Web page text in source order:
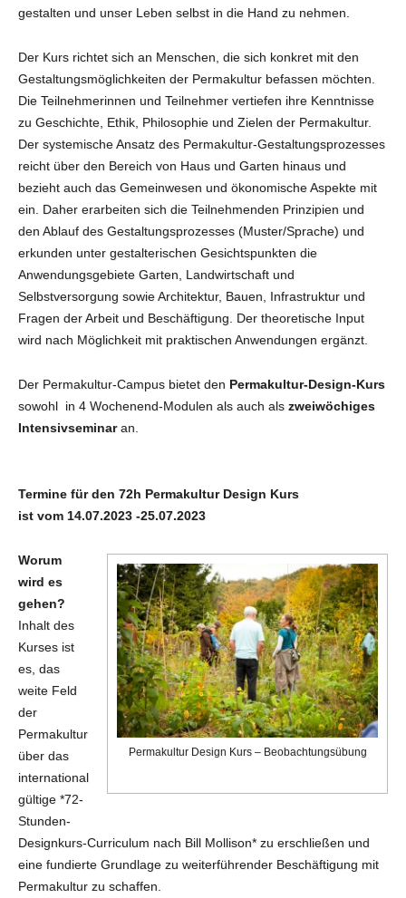
gestalten und unser Leben selbst in die Hand zu nehmen.
Der Kurs richtet sich an Menschen, die sich konkret mit den
Gestaltungsmöglichkeiten der Permakultur befassen möchten.
Die Teilnehmerinnen und Teilnehmer vertiefen ihre Kenntnisse
zu Geschichte, Ethik, Philosophie und Zielen der Permakultur.
Der systemische Ansatz des Permakultur-Gestaltungsprozesses
reicht über den Bereich von Haus und Garten hinaus und
bezieht auch das Gemeinwesen und ökonomische Aspekte mit
ein. Daher erarbeiten sich die Teilnehmenden Prinzipien und
den Ablauf des Gestaltungsprozesses (Muster/Sprache) und
erkunden unter gestalterischen Gesichtspunkten die
Anwendungsgebiete Garten, Landwirtschaft und
Selbstversorgung sowie Architektur, Bauen, Infrastruktur und
Fragen der Arbeit und Beschäftigung. Der theoretische Input
wird nach Möglichkeit mit praktischen Anwendungen ergänzt.
Der Permakultur-Campus bietet den Permakultur-Design-Kurs
sowohl in 4 Wochenend-Modulen als auch als zweiwöchiges
Intensivseminaran.
Termine für den 72h Permakultur Design Kurs
ist vom 14.07.2023 -25.07.2023
Permakultur Design Kurs – Beobachtungsübung
Worum
wird es
gehen?
Inhalt des
Kurses ist
es, das
weite Feld
der
Permakultur
über das
international
gültige *72-
Stunden-
Designkurs-Curriculum nach Bill Mollison* zu erschließen und
eine fundierte Grundlage zu weiterführender Beschäftigung mit
Permakultur zu schaffen.